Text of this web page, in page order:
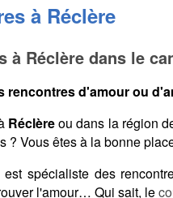
à Réclère
à Réclère dans le
rencontres d'amour ou
Réclèreou dans la région
? Vous êtes à la bonne
est spécialiste des
l'amour… Qui sait, le